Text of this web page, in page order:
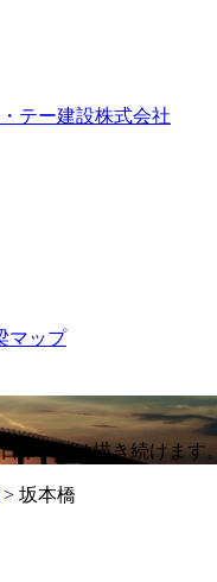
テー建設株式会社
マップ
本PCTは描き続けます。
> 坂本橋